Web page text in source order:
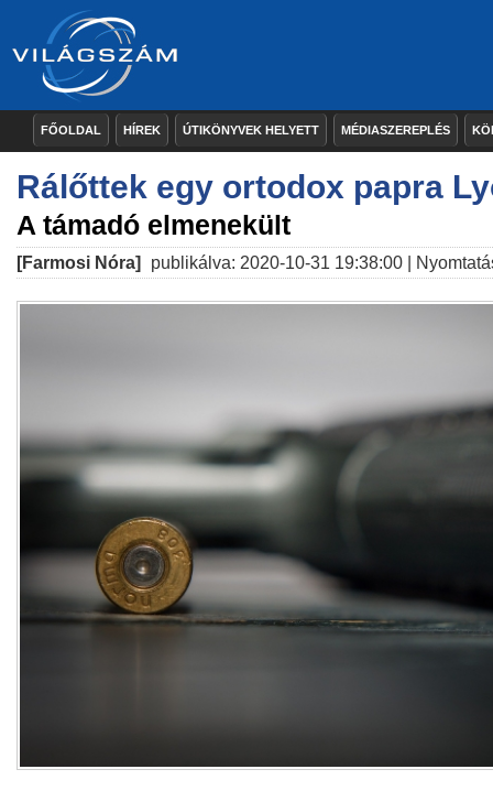
FŐOLDAL HÍREK ÚTIKÖNYVEK HELYETT MÉDIASZEREPLÉS
Rálőttek egy ortodox papra
A támadó elmenekült
[Farmosi Nóra] publikálva: 2020-10-31 19:38:00 |